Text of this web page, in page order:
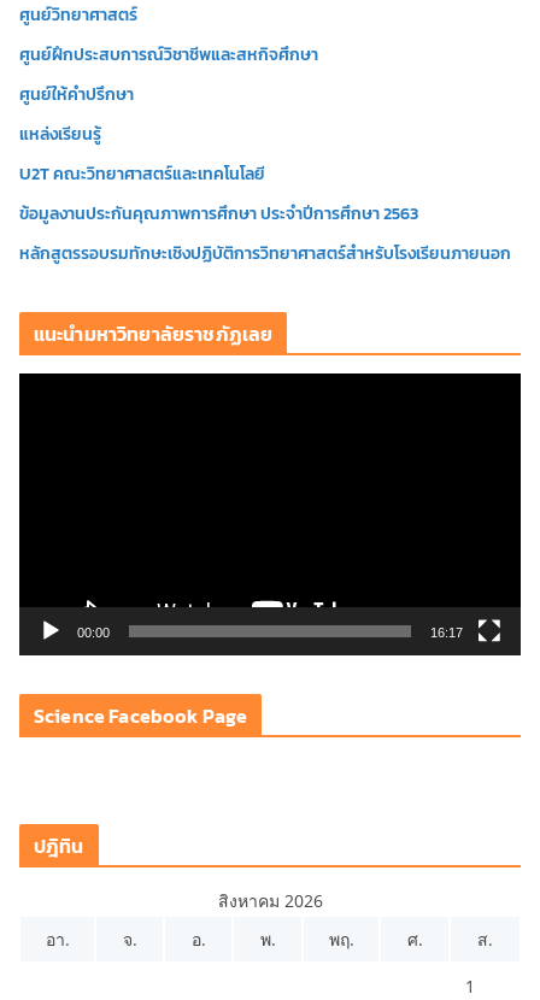
ศูนย์วิทยาศาสตร์
ศูนย์ฝึกประสบการณ์วิชาชีพและสหกิจศึกษา
ศูนย์ให้คำปรึกษา
แหล่งเรียนรู้
U2T คณะวิทยาศาสตร์และเทคโนโลยี
ข้อมูลงานประกันคุณภาพการศึกษา ประจำปีการศึกษา 2563
หลักสูตรรอบรมทักษะเชิงปฏิบัติการวิทยาศาสตร์สำหรับโรงเรียนภายนอก
แนะนำมหาวิทยาลัยราชภัฏเลย
ดี
00:00 16:17
Science Facebook Page
ปฎิทิน
สิงหาคม 2026
อา.
จ. อ. พ. พฤ. ศ. ส.
1